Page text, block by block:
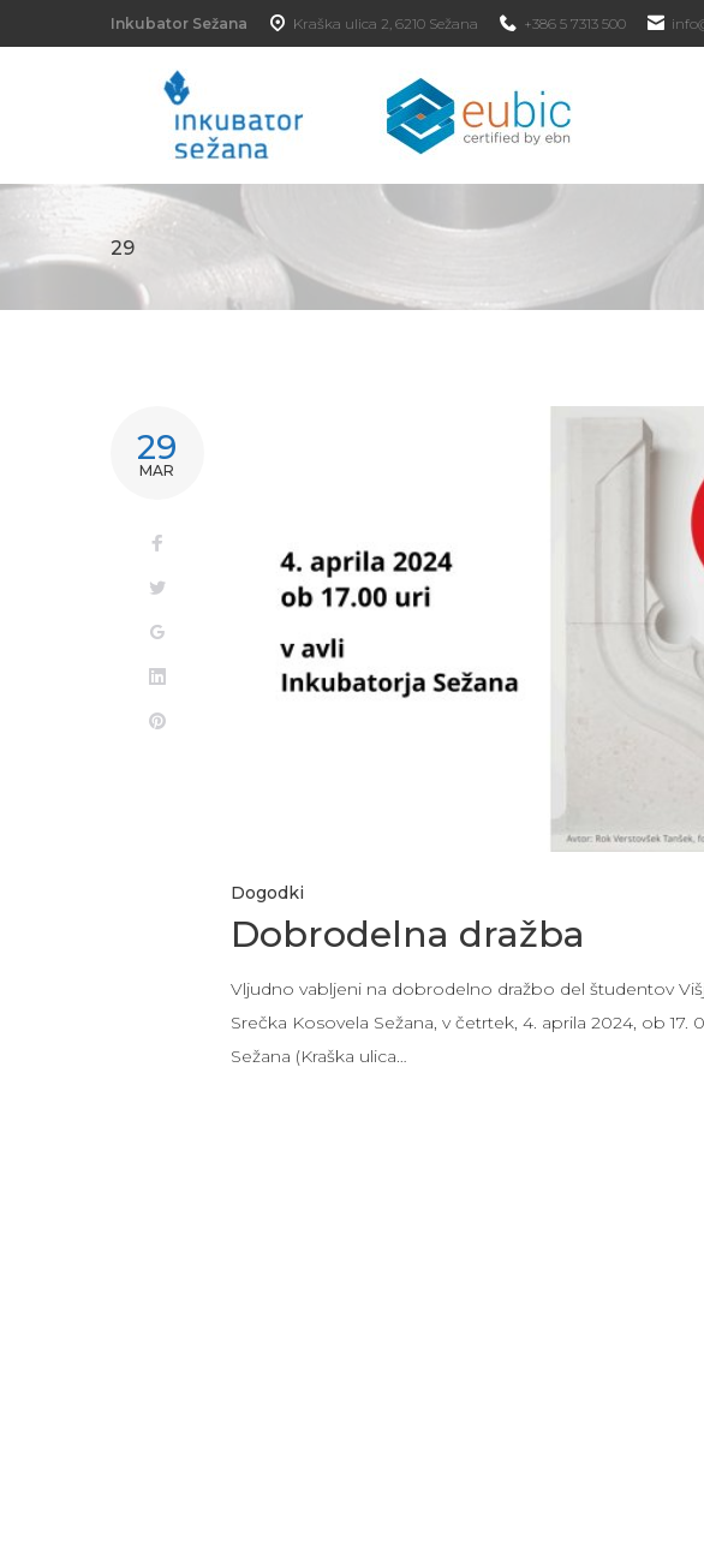
Inkubator Sežana Kraška ulica 2, 6210 Sežana +386 5 7313 500
29
29
MAR
Dogodki
Dobrodelna dražba
Vljudno vabljeni na dobrodelno dražbo del študentov
Srečka Kosovela Sežana, v četrtek, 4. aprila 2024, ob 17.
Sežana (Kraška ulica…